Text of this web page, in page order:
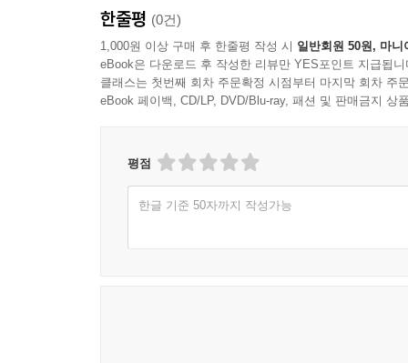
6장 3차원 지도 시각화와 렌더링 구조
장면 구성과 카메라 제어 방식
원근 표현과 화면 투영 처리
객체 표시 우선순위와 가시성 관리
텍스처와 재질의 시각적 표현
렌더링 성능에 영향을 주는 요소
한줄평 (0건)
1,000원 이상 구매 후 한줄평 작성 시 일반회원 50원, 마니
eBook은 다운로드 후 작성한 리뷰만 YES포인트 지급됩니
클래스는 첫번째 회차 주문확정 시점부터 마지막 회차 주
eBook 페이백, CD/LP, DVD/Blu-ray, 패션 및 판매금지 상
평점
한글 기준 50자까지 작성가능